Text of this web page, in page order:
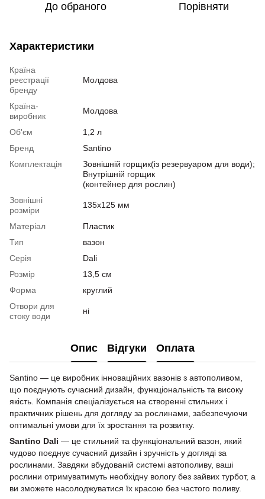
До обраного Порівняти
Характеристики
Країна
реєстрації
бренду
Молдова
Країна-
виробник
Молдова
Об'єм
1,2 л
Бренд
Santino
Комплектація
Зовнішній горщик(із резервуаром для води);
Внутрішній горщик
(контейнер для рослин)
Зовнішні
розміри
135х125 мм
Матеріал
Пластик
Тип
вазон
Серія
Dali
Розмір
13,5 см
Форма
круглий
Отвори для
стоку води
ні
Опис Відгуки Оплата
Santino — це виробник інноваційних вазонів з автополивом,
що поєднують сучасний дизайн, функціональність та високу
якість. Компанія спеціалізується на створенні стильних і
практичних рішень для догляду за рослинами, забезпечуючи
оптимальні умови для їх зростання та розвитку.
Santino Dali — це стильний та функціональний вазон, який
чудово поєднує сучасний дизайн і зручність у догляді за
рослинами. Завдяки вбудованій системі автополиву, ваші
рослини отримуватимуть необхідну вологу без зайвих турбот, а
ви зможете насолоджуватися їх красою без частого поливу.